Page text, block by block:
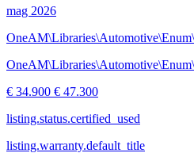
mag 2026
€ 34.900 € 47.300
listing.status.certified_used
listing.warranty.default_title